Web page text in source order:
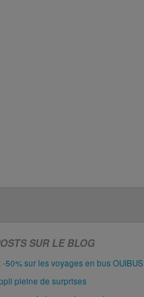
SUR LE BLOG
-50% sur les voyages en bus OUIBUS
pleine de surprises